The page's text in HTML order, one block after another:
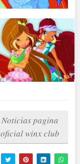
Noticias pagina
oficial winx club